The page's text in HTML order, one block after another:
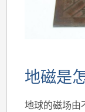
地磁是
地球的磁场由